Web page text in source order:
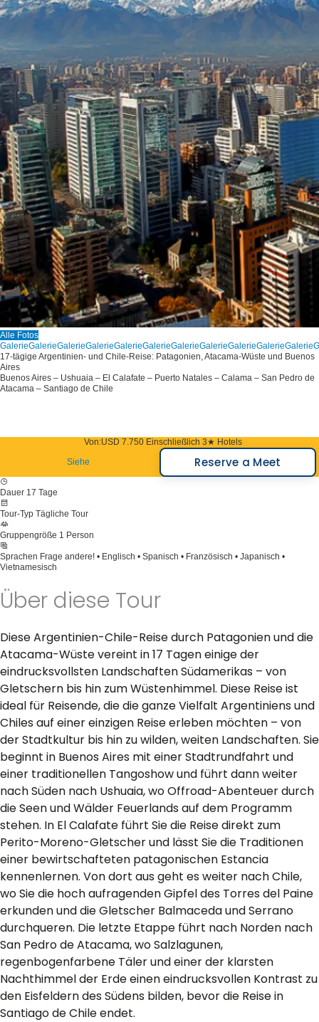
Alle Fotos
GalerieGalerieGalerieGalerieGalerieGalerieGalerieGalerieGalerieGalerieGalerie
17-tägige Argentinien- und Chile-Reise: Patagonien, Atacama-Wüste und Buenos
Aires
Buenos Aires – Ushuaia – El Calafate – Puerto Natales – Calama – San Pedro de
Atacama – Santiago de Chile
Von:USD 7.750 Einschließlich 3★ Hotels
Siehe
Reserve a Meet
Dauer 17 Tage
Tour-Typ Tägliche Tour
Gruppengröße 1 Person
Sprachen Frage andere! • Englisch • Spanisch • Französisch • Japanisch •
Vietnamesisch
Über diese Tour
Diese Argentinien-Chile-Reise durch Patagonien und die
Atacama-Wüste vereint in 17 Tagen einige der
eindrucksvollsten Landschaften Südamerikas – von
Gletschern bis hin zum Wüstenhimmel. Diese Reise ist
ideal für Reisende, die die ganze Vielfalt Argentiniens und
Chiles auf einer einzigen Reise erleben möchten – von
der Stadtkultur bis hin zu wilden, weiten Landschaften. Sie
beginnt in Buenos Aires mit einer Stadtrundfahrt und
einer traditionellen Tangoshow und führt dann weiter
nach Süden nach Ushuaia, wo Offroad-Abenteuer durch
die Seen und Wälder Feuerlands auf dem Programm
stehen. In El Calafate führt Sie die Reise direkt zum
Perito-Moreno-Gletscher und lässt Sie die Traditionen
einer bewirtschafteten patagonischen Estancia
kennenlernen. Von dort aus geht es weiter nach Chile,
wo Sie die hoch aufragenden Gipfel des Torres del Paine
erkunden und die Gletscher Balmaceda und Serrano
durchqueren. Die letzte Etappe führt nach Norden nach
San Pedro de Atacama, wo Salzlagunen,
regenbogenfarbene Täler und einer der klarsten
Nachthimmel der Erde einen eindrucksvollen Kontrast zu
den Eisfeldern des Südens bilden, bevor die Reise in
Santiago de Chile endet.